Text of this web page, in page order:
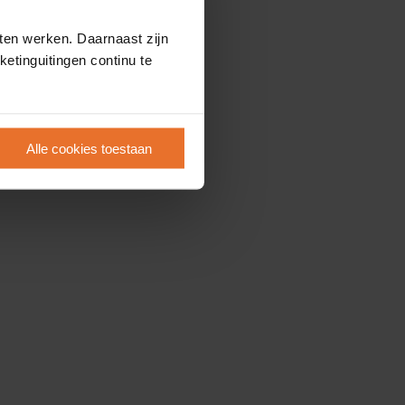
werken. Daarnaast zijn
continu te
Alle cookies toestaan